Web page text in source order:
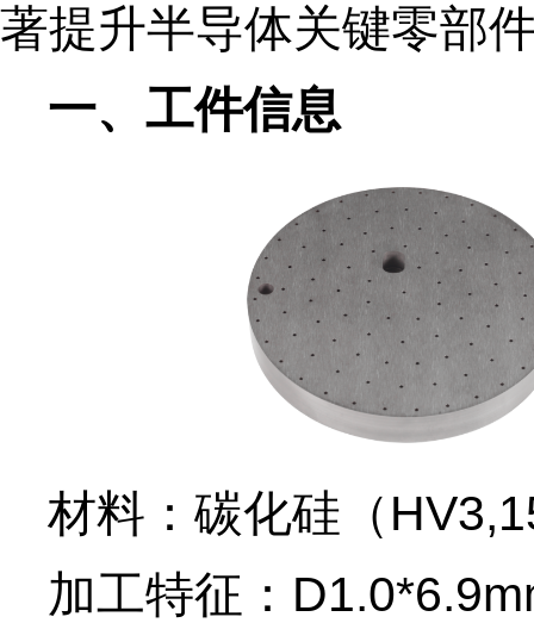
著提升半导体关键零部
一、工件信息
材料：碳化硅（
加工特征：